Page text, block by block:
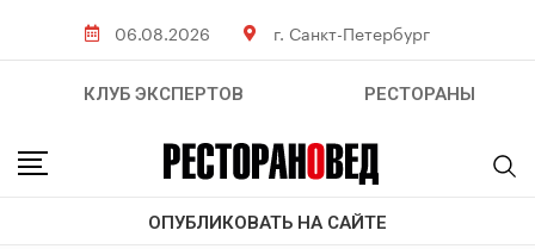
06.08.2026 г. Санкт-Петербург
КЛУБ ЭКСПЕРТОВ РЕСТОРАНЫ
ОПУБЛИКОВАТЬ НА САЙТЕ